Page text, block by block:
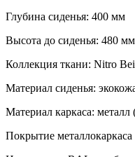
Глубина сиденья: 400 мм
Высота до сиденья: 480 мм
Коллекция ткани: Nitro
Материал сиденья:
Материал каркаса:
Покрытие